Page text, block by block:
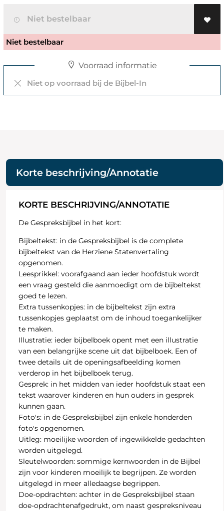
Niet bestelbaar
Niet bestelbaar
Voorraad informatie
Niet op voorraad bij de Bijbel-In
Korte beschrijving/Annotatie
KORTE BESCHRIJVING/ANNOTATIE
De Gespreksbijbel in het kort:
Bijbeltekst: in de Gespreksbijbel is de complete
bijbeltekst van de Herziene Statenvertaling
opgenomen.
Leesprikkel: voorafgaand aan ieder hoofdstuk wordt
een vraag gesteld die aanmoedigt om de bijbeltekst
goed te lezen.
Extra tussenkopjes: in de bijbeltekst zijn extra
tussenkopjes geplaatst om de inhoud toegankelijker
te maken.
Illustratie:ieder bijbelboek opent met een illustratie
van een belangrijke scene uit dat bijbelboek. Een of
twee details uit de openingsafbeelding komen
verderop in het bijbelboek terug.
Gesprek:in het midden van ieder hoofdstuk staat een
tekst waarover kinderen en hun ouders in gesprek
kunnen gaan.
Foto's: in de Gespreksbijbel zijn enkele honderden
foto's opgenomen.
Uitleg: moeilijke woorden of ingewikkelde gedachten
worden uitgelegd.
Sleutelwoorden:sommige kernwoorden in de Bijbel
zijn voor kinderen moeilijk te begrijpen. Ze worden
uitgelegd in meer alledaagse begrippen.
Doe-opdrachten: achter in de Gespreksbijbel staan
doe-opdrachtenafgedrukt, om naast gespreksniveau